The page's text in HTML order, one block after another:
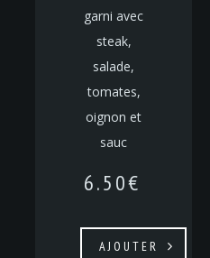
garni avec
steak,
salade,
tomates,
oignon et
sauc
6.50€
AJOUTER